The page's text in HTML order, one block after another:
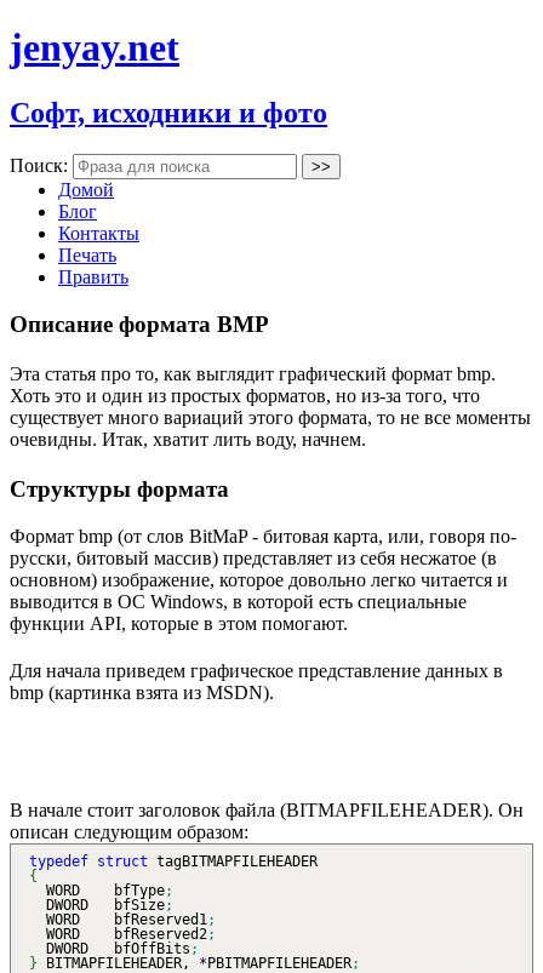
jenyay.net
Софт, исходники и фото
Поиск:
Домой
Блог
Контакты
Печать
Править
Описание формата BMP
Эта статья про то, как выглядит графический формат bmp.
Хоть это и один из простых форматов, но из-за того, что
существует много вариаций этого формата, то не все моменты
очевидны. Итак, хватит лить воду, начнем.
Структуры формата
Формат bmp (от слов BitMaP - битовая карта, или, говоря по-
русски, битовый массив) представляет из себя несжатое (в
основном) изображение, которое довольно легко читается и
выводится в ОС Windows, в которой есть специальные
функции API, которые в этом помогают.
Для начала приведем графическое представление данных в
bmp (картинка взята из MSDN).
В начале стоит заголовок файла (BITMAPFILEHEADER). Он
описан следующим образом:
typedef struct tagBITMAPFILEHEADER
{
WORD bfType;
DWORD bfSize;
WORD bfReserved1 ;
WORD bfReserved2;
DWORD bfOffBits ;
} BITMAPFILEHEADER, *PBITMAPFILEHEADER;